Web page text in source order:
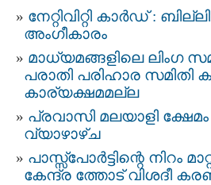
നേറ്റിവിറ്റി കാര്‍ഡ് :
അംഗീകാരം
മാധ്യമങ്ങളിലെ ലിംഗ
പരാതി പരിഹാര
കാര്യക്ഷമമല്ല
പ്രവാസി മലയാളി
വ്യാഴാഴ്ച
പാസ്സ്പോര്‍ട്ടിന്റെ നിറം
കേന്ദ്ര ത്തോട് വിശദീ